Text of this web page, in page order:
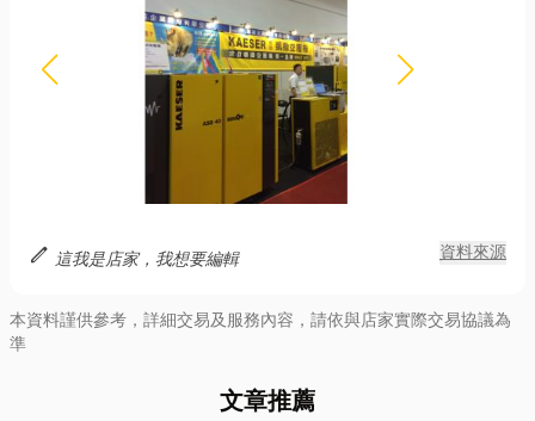
edit 這我是店家，我想要編輯 資料來源
本資料謹供參考，詳細交易及服務內容，請依與店家實際交易協議為
準
文章推薦